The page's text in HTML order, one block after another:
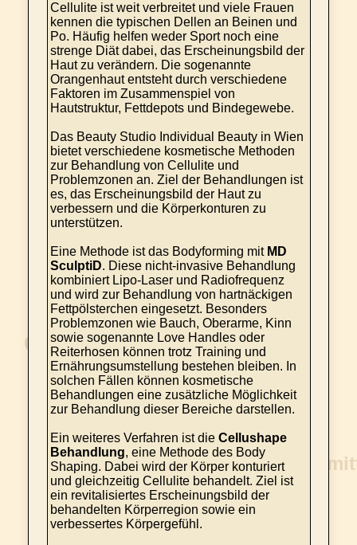
Cellulite ist weit verbreitet und viele Frauen
kennen die typischen Dellen an Beinen und
Po. Häufig helfen weder Sport noch eine
strenge Diät dabei, das Erscheinungsbild der
Haut zu verändern. Die sogenannte
Orangenhaut entsteht durch verschiedene
Faktoren im Zusammenspiel von
Hautstruktur, Fettdepots und Bindegewebe.
Das Beauty Studio Individual Beauty in Wien
bietet verschiedene kosmetische Methoden
zur Behandlung von Cellulite und
Problemzonen an. Ziel der Behandlungen ist
es, das Erscheinungsbild der Haut zu
verbessern und die Körperkonturen zu
unterstützen.
Eine Methode ist das Bodyforming mit MD
SculptiD. Diese nicht-invasive Behandlung
kombiniert Lipo-Laser und Radiofrequenz
und wird zur Behandlung von hartnäckigen
Fettpölsterchen eingesetzt. Besonders
Problemzonen wie Bauch, Oberarme, Kinn
sowie sogenannte Love Handles oder
Reiterhosen können trotz Training und
Ernährungsumstellung bestehen bleiben. In
solchen Fällen können kosmetische
Behandlungen eine zusätzliche Möglichkeit
zur Behandlung dieser Bereiche darstellen.
Ein weiteres Verfahren ist die Cellushape
Behandlung, eine Methode des Body
Shaping. Dabei wird der Körper konturiert
und gleichzeitig Cellulite behandelt. Ziel ist
ein revitalisiertes Erscheinungsbild der
behandelten Körperregion sowie ein
verbessertes Körpergefühl.